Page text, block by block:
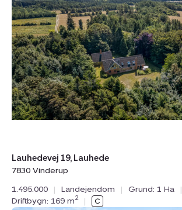
Lauhedevej
19,
Lauhede,
7830
Vinderup
Lauhedevej 19, Lauhede
7830 Vinderup
1.495.000
| Landejendom | Grund: 1 Ha
|
Driftbygn: 169 m2 |